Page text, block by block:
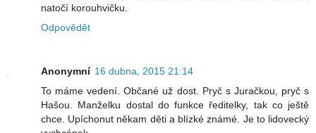
natočí korouhvičku.
Odpovědět
Anonymní 16 dubna, 2015 21:14
To máme vedení. Občané už dost. Pryč s Juračkou, pryč s
Hašou. Manželku dostal do funkce ředitelky, tak co ještě
chce. Upíchonut někam děti a blízké známé. Je to lidovecký